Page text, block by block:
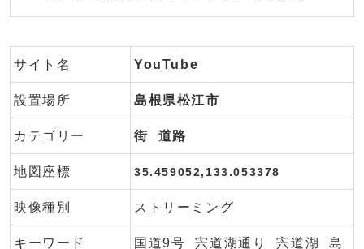
サイト名 YouTube
設置場所 島根県松江市
カテゴリー 街 道路
地図座標 35.459052,133.053378
映像種別 ストリーミング
キーワード 国道9号 宍道湖通り 宍道湖 島